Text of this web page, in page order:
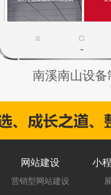
南溪南山设备
网站建设
营销型网站建设
小